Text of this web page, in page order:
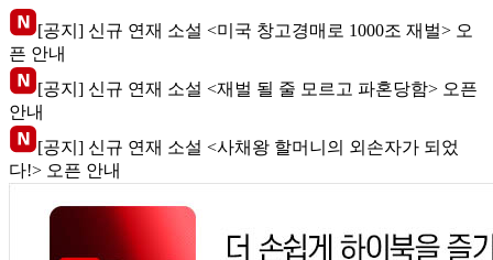
[공지] 신규 연재 소설 <미국 창고경매로 1000조 재벌> 오
픈 안내
[공지] 신규 연재 소설 <재벌 될 줄 모르고 파혼당함> 오픈
안내
[공지] 신규 연재 소설 <사채왕 할머니의 외손자가 되었
다!> 오픈 안내